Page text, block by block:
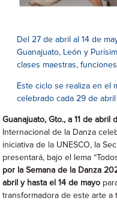
Del 27 de abril al 14 de
Guanajuato, León y
clases maestras,
Este ciclo se realiza en el
celebrado cada 29 de abril
Guanajuato, Gto., a 11 de abril
Internacional de la Danza
iniciativa de la UNESCO, la
presentará, bajo el lema
por la Semana de la Danza
abril y hasta el 14 de mayo
transformadora de este arte a